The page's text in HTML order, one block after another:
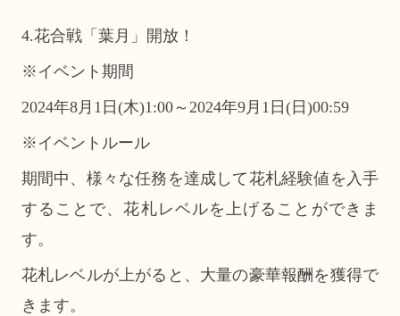
4.花合戦「葉月」開放！
※イベント期間
2024年8月1日(木)1:00～2024年9月1日(日)00:59
※イベントルール
期間中、様々な任務を達成して花札経験値を入手
することで、花札レベルを上げることができま
す。
花札レベルが上がると、大量の豪華報酬を獲得で
きます。